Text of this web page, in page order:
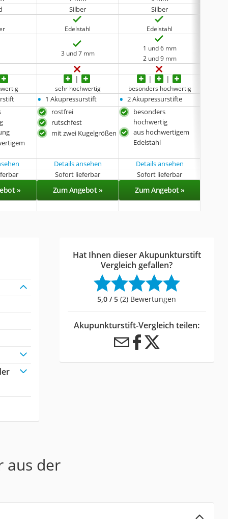
Silber
Silber
Edelstahl Edelstahl
3 und 7 mm
1 und 6 mm
2 und 9 mm
sehr hochwertig besonders hochwertig
• 1 Akupressurstift • 2 Akupressurstifte
rostfrei
rutschfest
mit zwei Kugelgrößen
besonders
hochwertig
aus hochwertigem
Edelstahl
Details ansehen Details ansehen
Sofort lieferbar Sofort lieferbar
» Zum Angebot » Zum Angebot »
Hat Ihnen dieser Akupunkturstift
Vergleich gefallen?
5,0 / 5 (2) Bewertungen
Akupunkturstift-Vergleich teilen:
aus der